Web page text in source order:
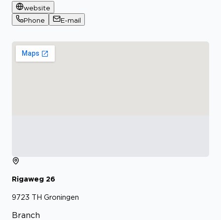
website
Phone
E-mail
Rigaweg 26
9723 TH Groningen
Branch